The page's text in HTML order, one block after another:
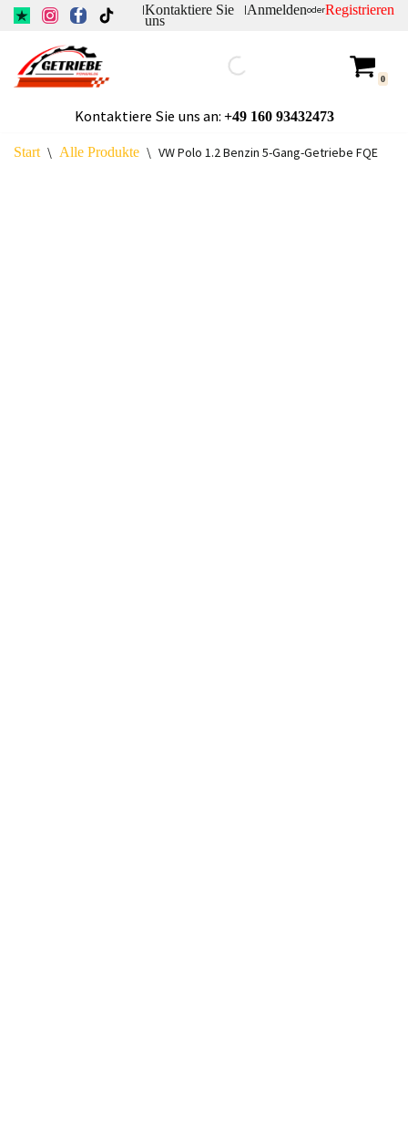
Inhalt
springen
|Kontaktiere Sie
uns
|AnmeldenoderRegistrieren
0
Kontaktiere Sie uns an: +49160 93432473
Start \ Alle Produkte \ VW Polo 1.2 Benzin 5-Gang-Getriebe FQE